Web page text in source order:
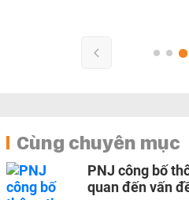
Cùng chuyên mục
PNJ công bố
quan đến vấn